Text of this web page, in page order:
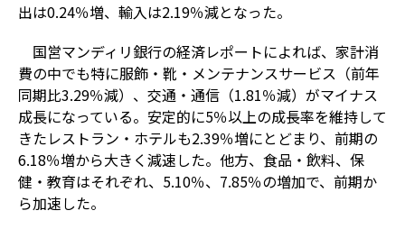
出は0.24％増、輸入は2.19％減となった。
国営マンディリ銀行の経済レポートによれば、家計消
費の中でも特に服飾・靴・メンテナンスサービス（前年
同期比3.29％減）、交通・通信（1.81％減）がマイナス
成長になっている。安定的に5％以上の成長率を維持して
きたレストラン・ホテルも2.39％増にとどまり、前期の
6.18％増から大きく減速した。他方、食品・飲料、保
健・教育はそれぞれ、5.10％、7.85％の増加で、前期か
ら加速した。